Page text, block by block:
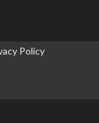
Policy